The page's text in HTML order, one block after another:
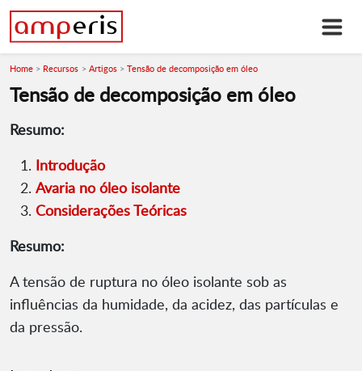
Home Recursos Artigos Tensão de decomposição em óleo
Tensão de decomposição em óleo
Resumo:
Introdução
Avaria no óleo isolante
Considerações Teóricas
Resumo:
A tensão de ruptura no óleo isolante sob as
influências da humidade, da acidez, das partículas e
da pressão.